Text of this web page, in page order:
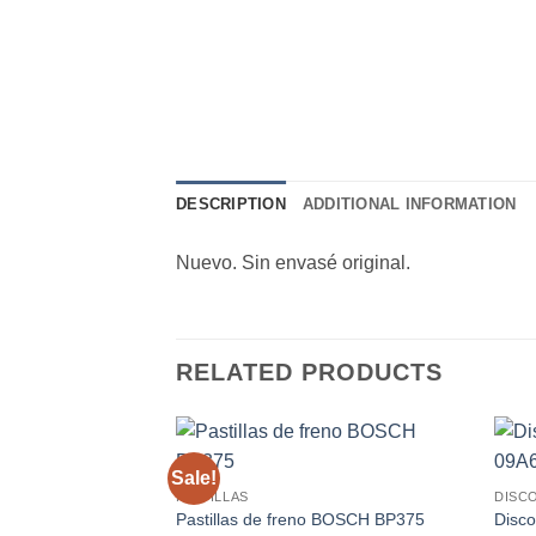
DESCRIPTION ADDITIONAL INFORMATION
Nuevo. Sin envasé original.
RELATED PRODUCTS
Sale!
PASTILLAS
Pastillas de freno BOSCH BP375